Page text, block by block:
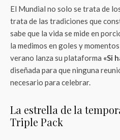
El Mundial no solo se trata de
trata de las tradiciones que
sabe que la vida se mide en
la medimos en goles y
verano lanza su plataforma «Si
diseñada para que ninguna
necesario para celebrar.
La estrella de la
Triple Pack